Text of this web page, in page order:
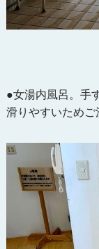
●女湯内風呂。手
滑りやすいためご